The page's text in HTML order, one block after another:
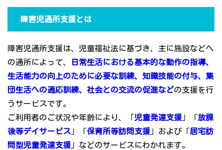
障害児通所支援とは
障害児通所支援は、児童福祉法に基づき、主に施設などへ
の通所によって、
日常生活における基本的な動作の指導、
生活能力の向上のために必要な訓練、知識技能の付与、集
団生活への適応訓練、社会との交流の促進などの支援を行
うサービスです。
ご利用者のご状況や年齢により、「児童発達支援 」「放課
後等デイサービス 」「保育所等訪問支援 」および「居宅訪
問型児童発達支援 」などのサービスにわかれます。